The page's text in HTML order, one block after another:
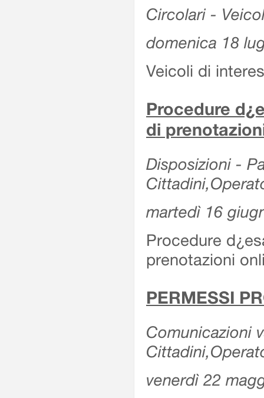
Circolari -
domenica 18
Veicoli di
Procedure
di
Disposizioni -
martedì 16
Procedure
prenotazioni
PERMESSI
Comunicazioni
venerdì 22